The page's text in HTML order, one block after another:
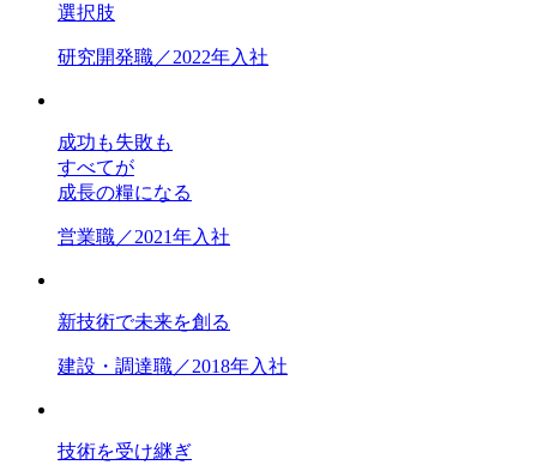
選択肢
研究開発職／2022年入社
成功も失敗も
すべてが
成長の糧になる
営業職／2021年入社
新技術で未来を創る
建設・調達職／2018年入社
技術を受け継ぎ